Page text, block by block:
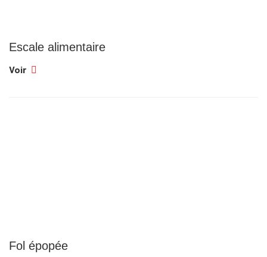
Escale alimentaire
Voir
Fol épopée